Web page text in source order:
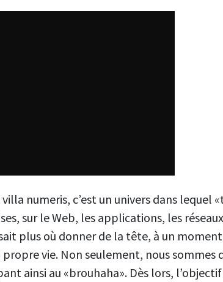
numeris, c’est un univers dans
sur le Web, les applications, les
plus où donner de la tête, à un
propre vie. Non seulement, nous
ainsi au «brouhaha». Dès lors,